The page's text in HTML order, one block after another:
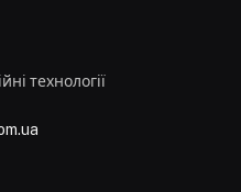
технології